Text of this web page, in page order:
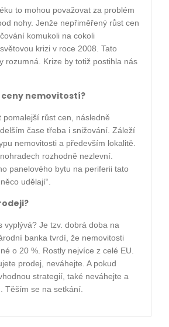
to mohou považovat za problém
nohy. Jenže nepřiměřený růst cen
komukoli na cokoli
krizi v roce 2008. Tato
rozumná. Krize by totiž postihla nás
ceny nemovitostí?
pomalejší růst cen, následně
čase třeba i snižování. Záleží
nemovitosti a především lokalitě.
rozhodně nezlevní.
panelového bytu na periferii tato
udělají“.
vyplývá? Je tzv. dobrá doba na
banka tvrdí, že nemovitosti
o 20 %. Rostly nejvíce z celé EU.
prodej, neváhejte. A pokud
strategií, také neváhejte a
Těším se na setkání.